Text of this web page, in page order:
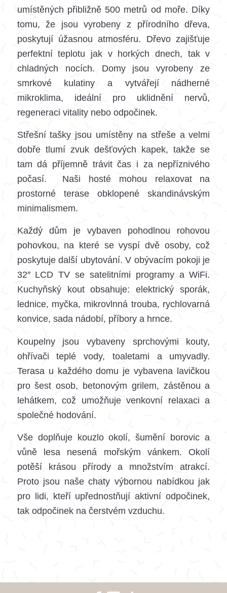
umístěných přibližně 500 metrů od moře. Díky
tomu, že jsou vyrobeny z přírodního dřeva,
poskytují úžasnou atmosféru. Dřevo zajišťuje
perfektní teplotu jak v horkých dnech, tak v
chladných nocích. Domy jsou vyrobeny ze
smrkové kulatiny a vytvářejí nádherné
mikroklima, ideální pro uklidnění nervů,
regeneraci vitality nebo odpočinek.
Střešní tašky jsou umístěny na střeše a velmi
dobře tlumí zvuk dešťových kapek, takže se
tam dá příjemně trávit čas i za nepříznivého
počasí. Naši hosté mohou relaxovat na
prostorné terase obklopené skandinávským
minimalismem.
Každý dům je vybaven pohodlnou rohovou
pohovkou, na které se vyspí dvě osoby, což
poskytuje další ubytování. V obývacím pokoji je
32″ LCD TV se satelitními programy a WiFi.
Kuchyňský kout obsahuje: elektrický sporák,
lednice, myčka, mikrovlnná trouba, rychlovarná
konvice, sada nádobí, příbory a hrnce.
Koupelny jsou vybaveny sprchovými kouty,
ohřívači teplé vody, toaletami a umyvadly.
Terasa u každého domu je vybavena lavičkou
pro šest osob, betonovým grilem, zástěnou a
lehátkem, což umožňuje venkovní relaxaci a
společné hodování.
Vše doplňuje kouzlo okolí, šumění borovic a
vůně lesa nesená mořským vánkem. Okolí
potěší krásou přírody a množstvím atrakcí.
Proto jsou naše chaty výbornou nabídkou jak
pro lidi, kteří upřednostňují aktivní odpočinek,
tak odpočinek na čerstvém vzduchu.